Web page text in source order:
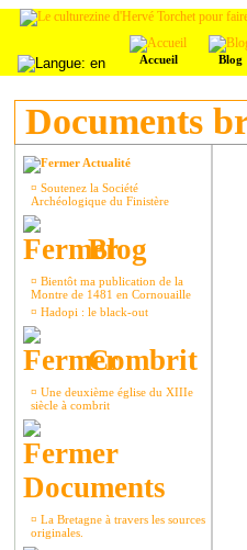
Accueil Blog
Documents
Actualité
¤ Soutenez la Société
Archéologique du Finistère
Blog
¤ Bientôt ma publication de la
Montre de 1481 en Cornouaille
¤ Hadopi : le black-out
Combrit
¤ Une deuxième église du XIIIe
siècle à combrit
Documents
¤ La Bretagne à travers les sources
originales.